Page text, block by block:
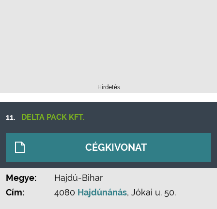
Hirdetés
11. DELTA PACK KFT.
CÉGKIVONAT
Megye:
Hajdú-Bihar
Cím:
4080 Hajdúnánás, Jókai u. 50.